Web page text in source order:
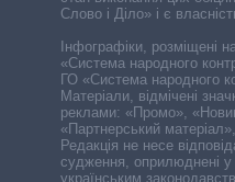
Слово і Діло» і є
Інфографіки, розміщені
«Система народного
ГО «Система народного
Матеріали, відмічені
реклами: «Промо»,
«Партнерський
Редакція не несе
судження, оприлюднені у
українським